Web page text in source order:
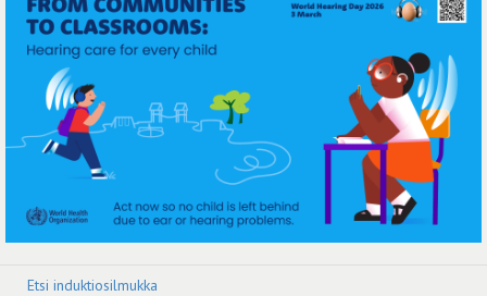
Etsi induktiosilmukka